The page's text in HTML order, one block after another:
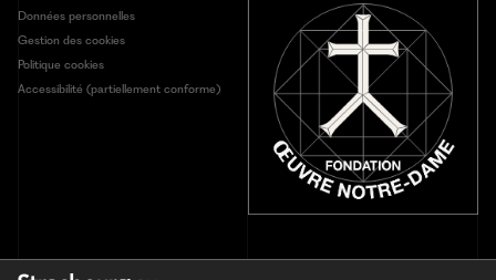
Données personnelles
Gestion des cookies
Politique cookies
Accessibilité (partiellement conforme)